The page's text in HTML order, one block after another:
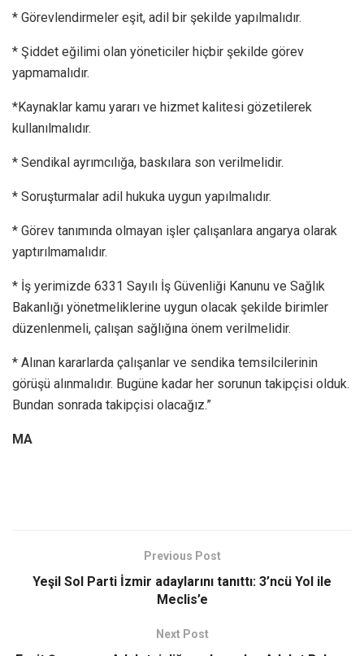
* Görevlendirmeler eşit, adil bir şekilde yapılmalıdır.
* Şiddet eğilimi olan yöneticiler hiçbir şekilde görev
yapmamalıdır.
*Kaynaklar kamu yararı ve hizmet kalitesi gözetilerek
kullanılmalıdır.
* Sendikal ayrımcılığa, baskılara son verilmelidir.
* Soruşturmalar adil hukuka uygun yapılmalıdır.
* Görev tanımında olmayan işler çalışanlara angarya olarak
yaptırılmamalıdır.
* İş yerimizde 6331 Sayılı İş Güvenliği Kanunu ve Sağlık
Bakanlığı yönetmeliklerine uygun olacak şekilde birimler
düzenlenmeli, çalışan sağlığına önem verilmelidir.
* Alınan kararlarda çalışanlar ve sendika temsilcilerinin
görüşü alınmalıdır. Bugüne kadar her sorunun takipçisi olduk.
Bundan sonrada takipçisi olacağız.”
MA
Previous Post
Yeşil Sol Parti İzmir adaylarını tanıttı: 3’ncü Yol ile
Meclis’e
Next Post